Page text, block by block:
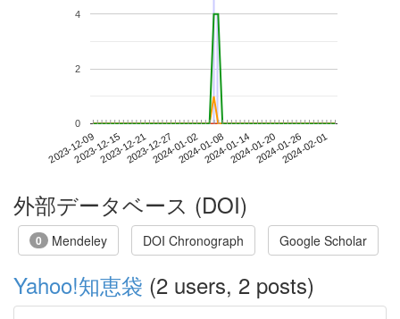
2023-12-092023-12-152023-12-212023-12-272024-01-022024-01-082024-01-142024-01-202024-01-262024-02-01
0
2
4
外部データベース (DOI)
0 Mendeley DOI Chronograph Google Scholar
Yahoo!知恵袋 (2 users, 2 posts)